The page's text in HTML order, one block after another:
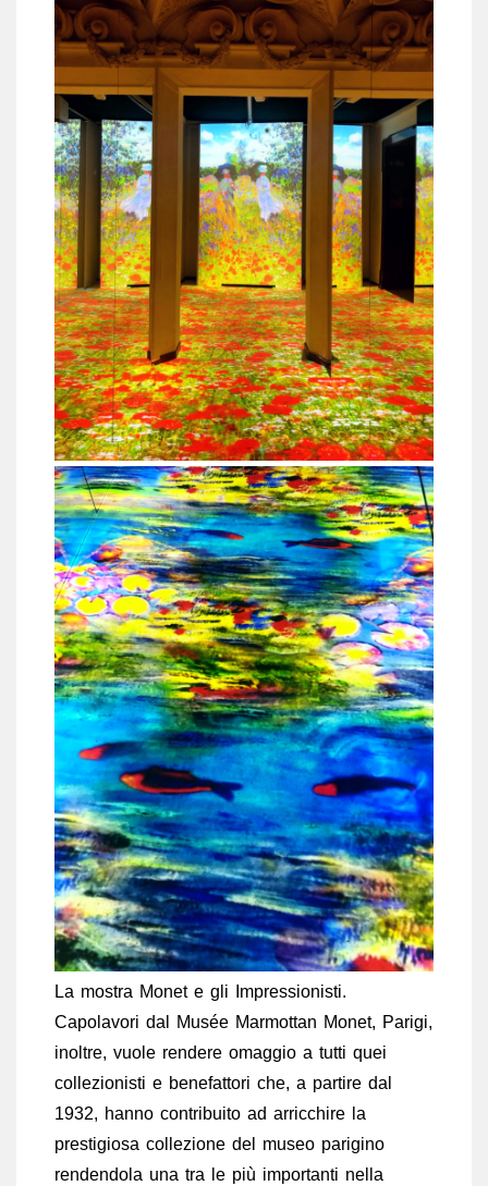
La mostra Monet e gli Impressionisti.
Capolavori dal Musée Marmottan Monet, Parigi,
inoltre, vuole rendere omaggio a tutti quei
collezionisti e benefattori che, a partire dal
1932, hanno contribuito ad arricchire la
prestigiosa collezione del museo parigino
rendendola una tra le più importanti nella